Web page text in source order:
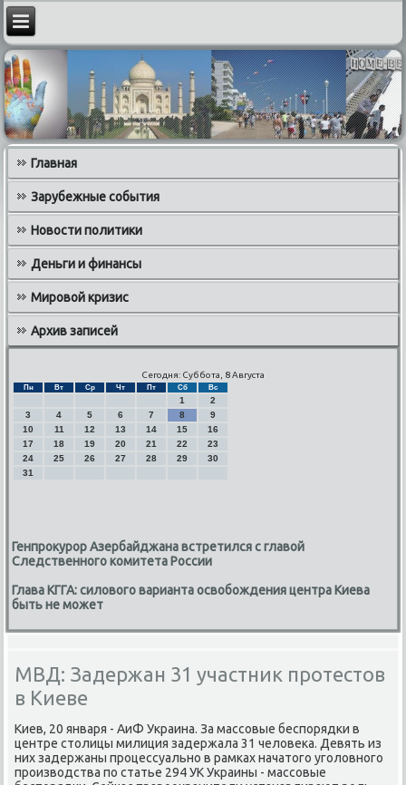
Главная
Зарубежные события
Новости политики
Деньги и финансы
Мировой кризис
Архив записей
Сегодня: Суббота, 8 Августа
Пн Вт Ср Чт Пт Сб Вс
1
2
3
4 5 6 7 8
9
10
11 12 13 14 15
16
17
18 19 20 21 22
23
24
25 26 27 28 29
30
31
Генпрокурор Азербайджана встретился с главой
Следственного комитета России
Глава КГГА: силового варианта освобождения центра Киева
быть не может
МВД: Задержан 31 участник протестов
в Киеве
Киев, 20 января - АиФ Украина. За массовые беспорядки в
центре столицы милиция задержала 31 человека. Девять из
них задержаны процессуально в рамках начатого уголовного
производства по статье 294 УК Украины - массовые